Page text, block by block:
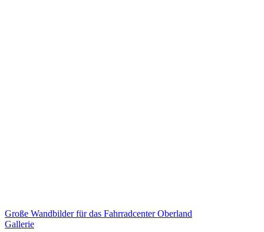
Große Wandbilder für das Fahrradcenter Oberland
Gallerie